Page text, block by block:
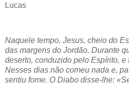
Lucas
Naquele tempo, Jesus, cheio do
das margens do Jordão. Durante
deserto, conduzido pelo Espírito, e
Nesses dias não comeu nada e,
sentiu fome. O Diabo disse-lhe: